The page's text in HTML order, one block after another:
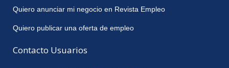
Quiero anunciar mi negocio en Revista Empleo
Quiero publicar una oferta de empleo
Contacto Usuarios